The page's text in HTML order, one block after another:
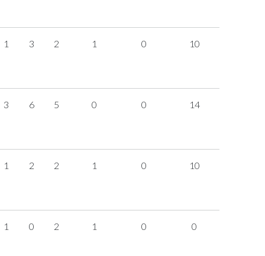
1 3 2 1 0 10
3 6 5 0 0 14
1 2 2 1 0 10
1 0 2 1 0 0